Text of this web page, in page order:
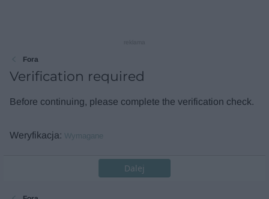
Fora
Verification required
Before continuing, please complete the verification check.
Weryfikacja Wymagane
Dalej